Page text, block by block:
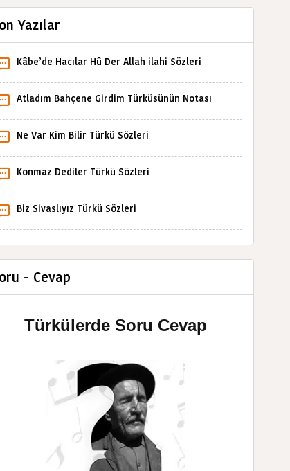
Yazılar
Kâbe’de Hacılar Hû Der Allah ilahi Sözleri
Atladım Bahçene Girdim Türküsünün Notası
Ne Var Kim Bilir Türkü Sözleri
Konmaz Dediler Türkü Sözleri
Biz Sivaslıyız Türkü Sözleri
- Cevap
Türkülerde Soru Cevap